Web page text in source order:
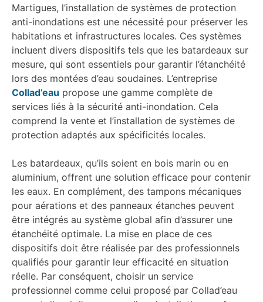
Martigues, l’installation de systèmes de protection
anti-inondations est une nécessité pour préserver les
habitations et infrastructures locales. Ces systèmes
incluent divers dispositifs tels que les batardeaux sur
mesure, qui sont essentiels pour garantir l’étanchéité
lors des montées d’eau soudaines. L’entreprise
Collad’eau propose une gamme complète de
services liés à la sécurité anti-inondation. Cela
comprend la vente et l’installation de systèmes de
protection adaptés aux spécificités locales.
Les batardeaux, qu’ils soient en bois marin ou en
aluminium, offrent une solution efficace pour contenir
les eaux. En complément, des tampons mécaniques
pour aérations et des panneaux étanches peuvent
être intégrés au système global afin d’assurer une
étanchéité optimale. La mise en place de ces
dispositifs doit être réalisée par des professionnels
qualifiés pour garantir leur efficacité en situation
réelle. Par conséquent, choisir un service
professionnel comme celui proposé par Collad’eau